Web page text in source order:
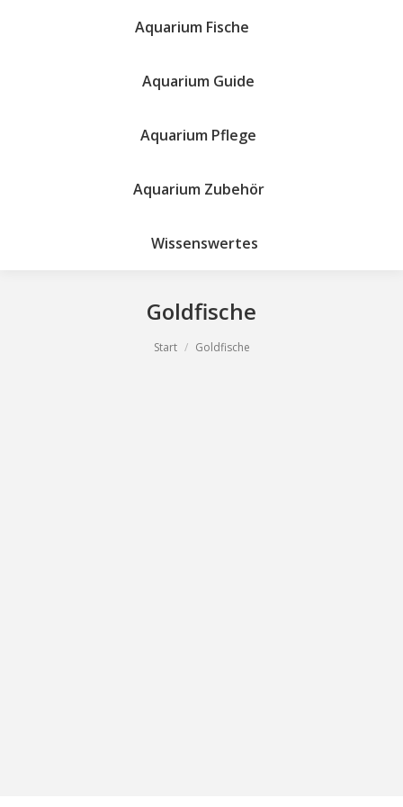
Aquarium Fische
Aquarium Guide
Aquarium Pflege
Aquarium Zubehör
Wissenswertes
Goldfische
Start Goldfische